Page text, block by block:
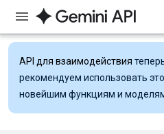
API для взаимодействия
рекомендуем использовать
новейшим функциям и